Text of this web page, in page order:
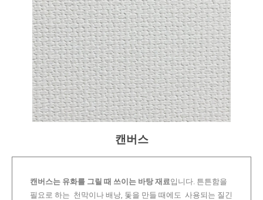
캔버스
캔버스는 유화를 그릴 때 쓰이는 바탕 재료입니다. 튼튼함을
필요로 하는 천막이나 배낭, 돛을 만들 때에도 사용되는 질긴